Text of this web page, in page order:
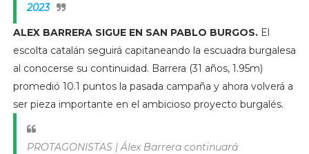
2023
ALEX BARRERA SIGUE EN SAN PABLO BURGOS. El
escolta catalán seguirá capitaneando la escuadra burgalesa
al conocerse su continuidad. Barrera (31 años, 1.95m)
promedió 10.1 puntos la pasada campaña y ahora volverá a
ser pieza importante en el ambicioso proyecto burgalés.
PROTAGONISTAS | Álex Barrera continuará